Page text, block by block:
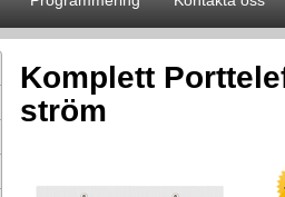
Komplett
ström